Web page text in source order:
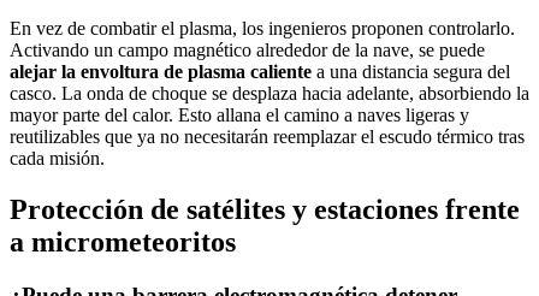
En vez de combatir el plasma, los ingenieros proponen controlarlo.
Activando un campo magnético alrededor de la nave, se puede
alejar la envoltura de plasma caliente a una distancia segura del
casco. La onda de choque se desplaza hacia adelante, absorbiendo la
mayor parte del calor. Esto allana el camino a naves ligeras y
reutilizables que ya no necesitarán reemplazar el escudo térmico tras
cada misión.
Protección de satélites y estaciones frente
a micrometeoritos